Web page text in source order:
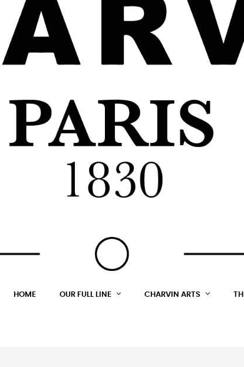
HOME OUR FULL LINE CHARVIN ARTS